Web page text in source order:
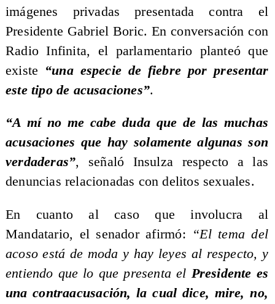
imágenes privadas presentada contra el
Presidente Gabriel Boric. En conversación con
Radio Infinita, el parlamentario planteó que
existe “una especie de fiebre por presentar
este tipo de acusaciones”.
“A mí no me cabe duda que de las muchas
acusaciones que hay solamente algunas son
verdaderas”, señaló Insulza respecto a las
denuncias relacionadas con delitos sexuales.
En cuanto al caso que involucra al
Mandatario, el senador afirmó: “El tema del
acoso está de moda y hay leyes al respecto, y
entiendo que lo que presenta el Presidente es
una contraacusación, la cual dice, mire, no,